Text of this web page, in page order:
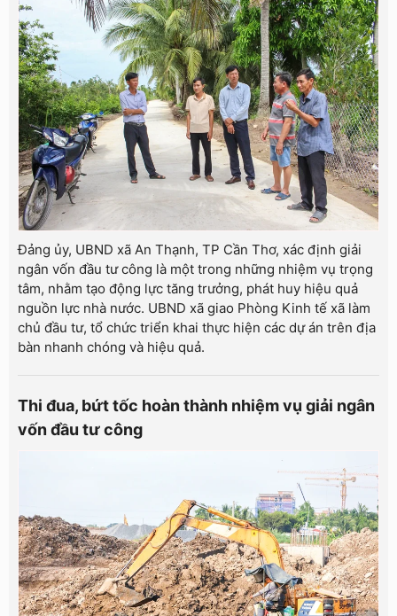
Đảng ủy, UBND xã An Thạnh, TP Cần Thơ, xác định giải
ngân vốn đầu tư công là một trong những nhiệm vụ trọng
tâm, nhằm tạo động lực tăng trưởng, phát huy hiệu quả
nguồn lực nhà nước. UBND xã giao Phòng Kinh tế xã làm
chủ đầu tư, tổ chức triển khai thực hiện các dự án trên địa
bàn nhanh chóng và hiệu quả.
Thi đua, bứt tốc hoàn thành nhiệm vụ giải ngân
vốn đầu tư công